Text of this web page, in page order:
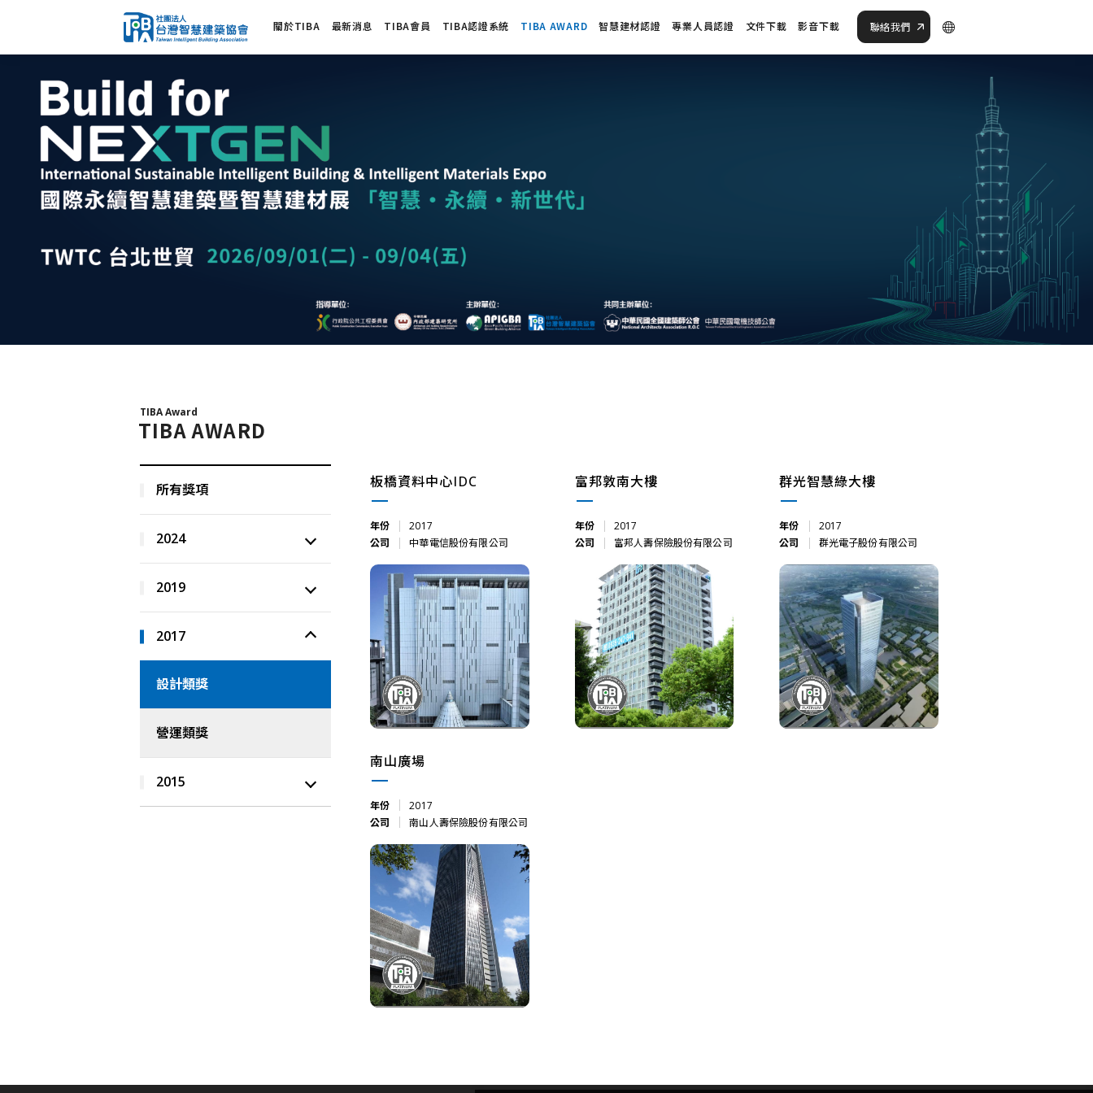
關於TIBA 最新消息 TIBA會員 TIBA認證系統 TIBA AWARD 智慧建材認證 專業人員認證 文件下載 影音下載 聯絡我們
TIBA Award
TIBA AWARD
所有獎項
2024
2019
2017
設計類獎
營運類獎
2015
板橋資料中心IDC
年份
2017
公司
中華電信股份有限公司
板橋資料中心IDC
2017
中華電信股份有限公司
富邦敦南大樓
年份
2017
公司
富邦人壽保險股份有限公司
富邦敦南大樓
2017
富邦人壽保險股份有限公司
群光智慧綠大樓
年份
2017
公司
群光電子股份有限公司
群光智慧綠大樓
2017
群光電子股份有限公司
南山廣場
年份
2017
公司
南山人壽保險股份有限公司
南山廣場
2017
南山人壽保險股份有限公司
確認送出